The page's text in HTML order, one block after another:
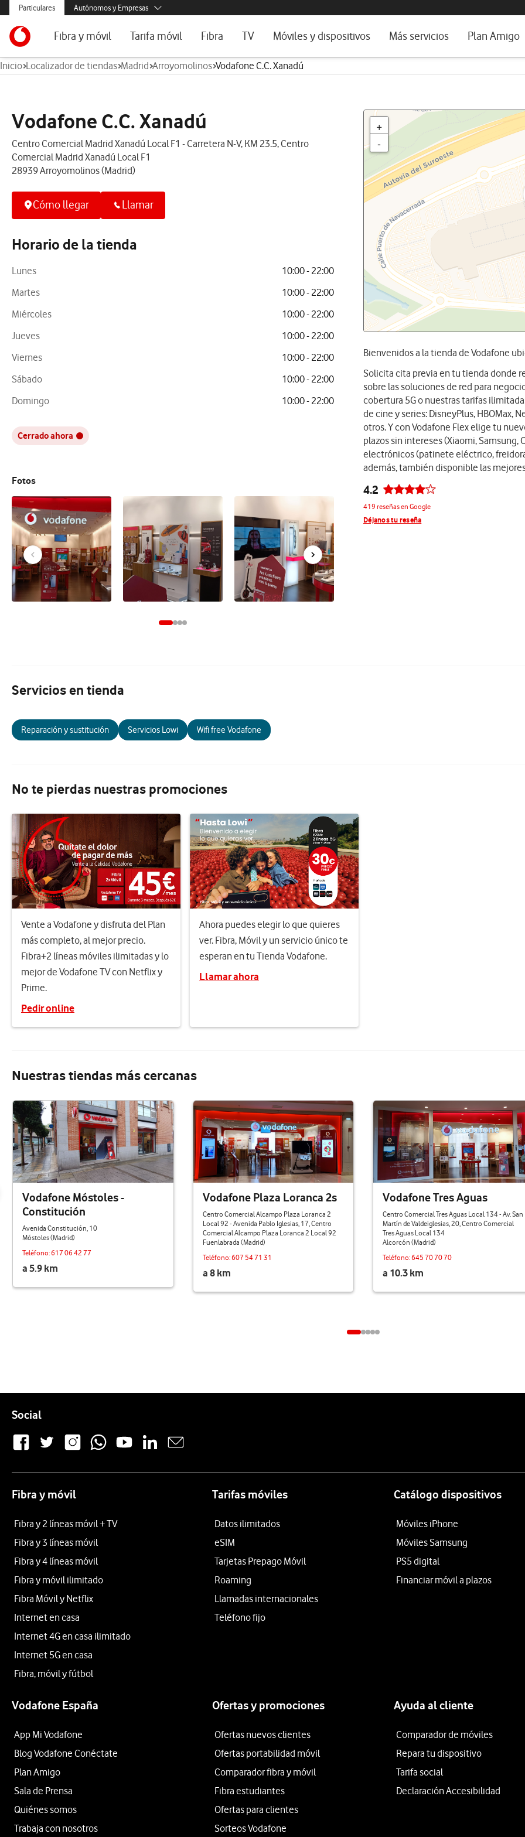
Menús secundarios. Enlace a particulares, empresas y autónomos, ayuda e idioma
Particulares
Menus de segmentación para empresas y autónomos
Autónomos y Empresas
Pymes
Grandes empresas y AA.PP.
Ir a la pagina principal de vodafone.es
Fibra y móvil
Ofertas especiales
Tarifas Fibra y 2 Móvil
Internet portátil 5G
Configura tu tarifa
Tarifa móvil
Tarifas móvil contrato
Fibra
Tarifas de fibra
Consulta Cobertura
Segundas Residencias
TV
Vodafone TV
Móviles y dispositivos
Móviles
Más servicios Plan Amigo
Inicio Localizador de tiendas Madrid Arroyomolinos Vodafone C.C. Xanadú
Vodafone C.C. Xanadú
Centro Comercial Madrid Xanadú Local F1 - Carretera N-V, KM 23.5, Centro
Comercial Madrid Xanadú Local F1
28939 Arroyomolinos (Madrid)
Cómo llegar Llamar
Horario de la tienda
Lunes
10:00 - 22:00
Martes
10:00 - 22:00
Miércoles
10:00 - 22:00
Jueves
10:00 - 22:00
Viernes
10:00 - 22:00
Sábado
10:00 - 22:00
Domingo
10:00 - 22:00
Cerrado ahora
Fotos
+
-
Bienvenidos a la tienda de Vodafone
Solicita cita previa en tu tienda donde
sobre las soluciones de red para
cobertura 5G o nuestras tarifas
de cine y series: DisneyPlus, HBOMax,
otros. Y con Vodafone Flex elige tu
plazos sin intereses (Xiaomi, Samsung,
electrónicos (patinete eléctrico,
además, también disponible las
4.2
419 reseñas en Google
Déjanos tu reseña
Servicios en tienda
Reparación y sustitución Servicios Lowi Wifi free Vodafone
No te pierdas nuestras promociones
Vente a Vodafone y disfruta del Plan
más completo, al mejor precio.
Fibra+2 líneas móviles ilimitadas y lo
mejor de Vodafone TV con Netflix y
Prime.
Pedir online
Ahora puedes elegir lo que quieres
ver. Fibra, Móvil y un servicio único te
esperan en tu Tienda Vodafone.
Llamar ahora
Nuestras tiendas más cercanas
Vodafone Móstoles -
Constitución
Avenida Constitución, 10
Móstoles (Madrid)
Teléfono:617 06 42 77
a 5.9 km
Vodafone Plaza Loranca 2s
Centro Comercial Alcampo Plaza Loranca 2
Local 92 - Avenida Pablo Iglesias, 17, Centro
Comercial Alcampo Plaza Loranca 2 Local 92
Fuenlabrada (Madrid)
Teléfono:607 54 71 31
a 8 km
Vodafone Tres Aguas
Centro Comercial Tres Aguas Local 134 - Av. San
Martín de Valdeiglesias, 20, Centro Comercial
Tres Aguas Local 134
Alcorcón (Madrid)
Teléfono:645 70 70 70
a 10.3 km
SocialEnlaces a las redes sociales de Vodafone
Fibra y móvil
Fibra y 2 líneas móvil + TV
Fibra y 3 líneas móvil
Fibra y 4 líneas móvil
Fibra y móvil ilimitado
Fibra Móvil y Netflix
Internet en casa
Internet 4G en casa ilimitado
Internet 5G en casa
Fibra, móvil y fútbol
Tarifas móviles
Datos ilimitados
eSIM
Tarjetas Prepago Móvil
Roaming
Llamadas internacionales
Teléfono fijo
Catálogo dispositivos
Móviles iPhone
Móviles Samsung
PS5 digital
Financiar móvil a plazos
Vodafone España
App Mi Vodafone
Blog Vodafone Conéctate
Plan Amigo
Sala de Prensa
Quiénes somos
Trabaja con nosotros
Ofertas y promociones
Ofertas nuevos clientes
Ofertas portabilidad móvil
Comparador fibra y móvil
Fibra estudiantes
Ofertas para clientes
Sorteos Vodafone
Ayuda al cliente
Comparador de móviles
Repara tu dispositivo
Tarifa social
Declaración Accesibilidad